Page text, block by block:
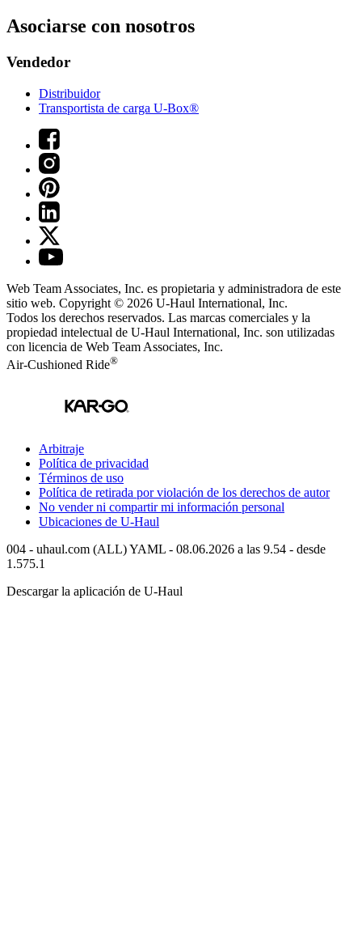
Asociarse con nosotros
Vendedor
Distribuidor
Transportista de carga U-Box®
Web Team Associates, Inc. es propietaria y administradora de este
sitio web. Copyright © 2026 U-Haul International, Inc.
Todos los derechos reservados. Las marcas comerciales y la
propiedad intelectual de U-Haul International, Inc. son utilizadas
con licencia de Web Team Associates, Inc.
Air-Cushioned Ride®
Arbitraje
Política de privacidad
Términos de uso
Política de retirada por violación de los derechos de autor
No vender ni compartir mi información personal
Ubicaciones de U-Haul
004 - uhaul.com (ALL) YAML - 08.06.2026 a las 9.54 - desde
1.575.1
Descargar la aplicación de U-Haul